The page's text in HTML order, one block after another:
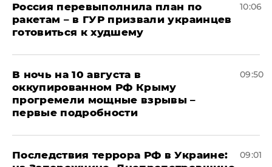
Россия перевыполнила план по
ракетам – в ГУР призвали украинцев
готовиться к худшему
10:06
В ночь на 10 августа в
оккупированном РФ Крыму
прогремели мощные взрывы –
первые подробности
09:50
Последствия террора РФ в Украине:
09:01